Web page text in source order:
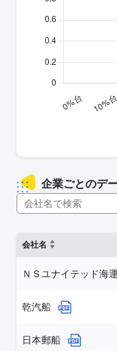
企業ごとのデ
会社名
ＮＳユナイテッド海運
乾汽船
日本郵船